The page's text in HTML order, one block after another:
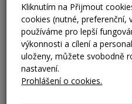
KEG SLIM A 5
3 VARIANTY
Kliknutím na Přijmout
cookies (nutné, preferenční,
používáme pro lepší
výkonnosti a cílení a
uloženy, můžete svobodně
nastavení.
Prohlášení o cookies.